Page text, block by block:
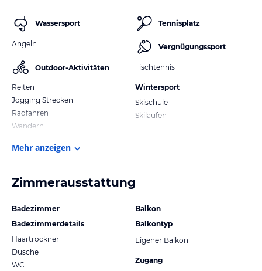
Wassersport
Angeln
Outdoor-Aktivitäten
Reiten
Jogging Strecken
Radfahren
Wandern
Tennisplatz
Vergnügungssport
Tischtennis
Wintersport
Skischule
Skilaufen
Mehr anzeigen
Zimmerausstattung
Badezimmer
Badezimmerdetails
Haartrockner
Dusche
WC
Balkon
Balkontyp
Eigener Balkon
Zugang